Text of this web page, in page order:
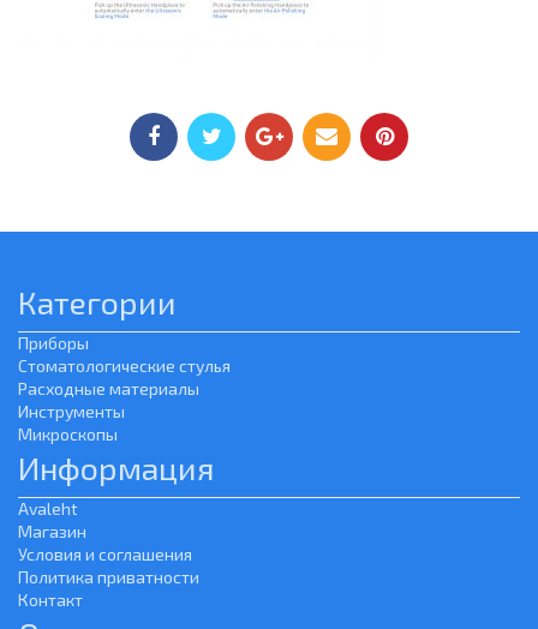
Категории
Приборы
Стоматологические стулья
Расходные материалы
Инструменты
Микроскопы
Информация
Avaleht
Магазин
Условия и соглашения
Политика приватности
Контакт